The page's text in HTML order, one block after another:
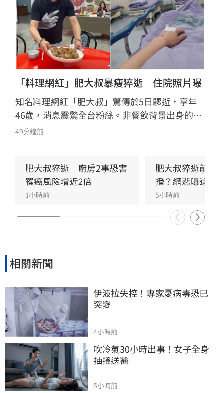
「料理網紅」肥大叔暴瘦猝逝　住院照片曝
知名料理網紅「肥大叔」驚傳於5日驟逝，享年
46歲，消息震驚全台粉絲。非餐飲背景出身的
他，憑藉親切教學與拚勁，將直播事業經營得有
陷，狀態顯得相當疲憊。肥大叔自2021年起頻傳
健康警訊，雖曾於2022年住院開刀，但出院後仍
堅持返回工作崗位，直到最後一刻仍心繫直播。
對於肥大叔的確切死因，家屬目前尚未對外說
明。
49分鐘前
肥大叔猝逝　廚房2事恐害
罹癌風險增近2倍
1小時前
肥大叔猝逝前
播？網悲曝這原
5小時前
相關新聞
伊波拉失控！專家憂病毒恐已
突變
4小時前
吹冷氣30小時出事！女子全身
抽搐送醫
5小時前